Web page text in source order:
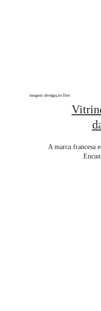
A marca francesa
imagem: divulgação Dior